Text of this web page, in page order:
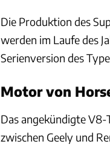
Die Produktion des
werden im Laufe des
Serienversion des
Motor von
Das angekündigte
zwischen Geely und